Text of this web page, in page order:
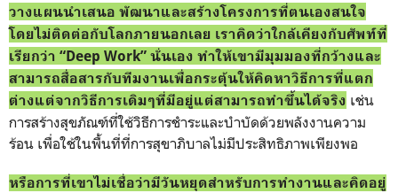
วางแผนนำเสนอ พัฒนาและสร้างโครงการที่ตนเองสนใจ
โดยไม่ติดต่อกับโลกภายนอกเลย เราคิดว่าใกล้เคียงกับศัพท์ที่
เรียกว่า “Deep Work” นั่นเอง ทำให้เขามีมุมมองที่กว้างและ
สามารถสื่อสารกับทีมงานเพื่อกระตุ้นให้คิดหาวิธีการที่แตก
ต่างแต่จากวิธีการเดิมๆที่มีอยู่แต่สามารถทำขึ้นได้จริง เช่น
การสร้างสุขภัณฑ์ที่ใช้วิธีการชำระและบำบัดด้วยพลังงานความ
ร้อน เพื่อใช้ในพื้นที่ที่การสุขาภิบาลไม่มีประสิทธิภาพเพียงพอ
หรือการที่เขาไม่เชื่อว่ามีวันหยุดสำหรับการทำงานและคิดอยู่